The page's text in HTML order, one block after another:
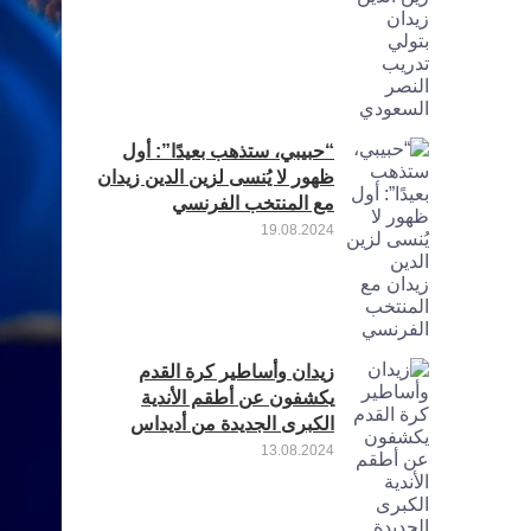
“حبيبي، ستذهب بعيدًا”: أول
ظهور لا يُنسى لزين الدين زيدان
مع المنتخب الفرنسي
19.08.2024
زيدان وأساطير كرة القدم
يكشفون عن أطقم الأندية
الكبرى الجديدة من أديداس
13.08.2024